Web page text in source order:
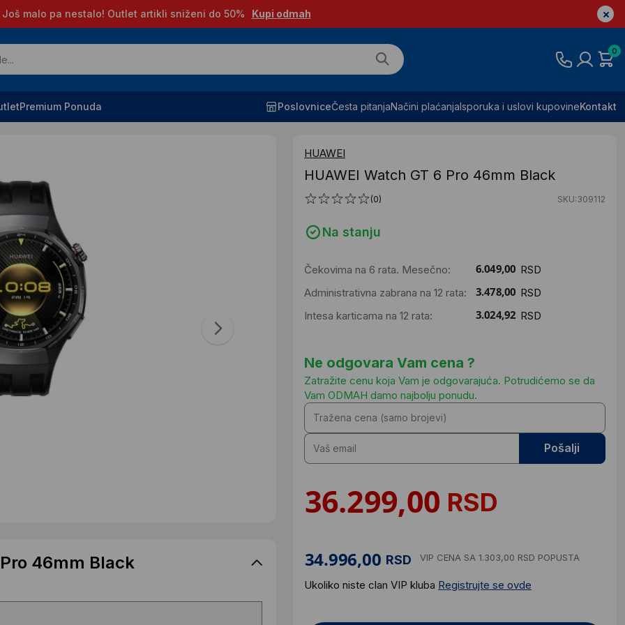
Još malo pa nestalo! Outlet artikli sniženi do 50% Kupi odmah
0
Premium Ponuda PoslovniceČesta pitanjaNačini plaćanjaIsporuka i uslovi kupovineKontakt
HUAWEI
HUAWEI Watch GT 6 Pro 46mm Black
(0) SKU:309112
Na stanju
Čekovima na 6 rata. Mesečno:
RSD
Administrativna zabrana na 12 rata:
RSD
Intesa karticama na 12 rata:
RSD
Ne odgovara Vam cena ?
Zatražite cenu koja Vam je odgovarajuća. Potrudićemo se da
Vam ODMAH damo najbolju ponudu.
Pošalji
RSD
RSD VIP CENA SA 1.303,00 RSD POPUSTA
Ukoliko niste clan VIP kluba Registrujte se ovde
46mm Black